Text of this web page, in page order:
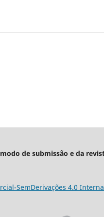
de submissão e da
SemDerivações 4.0